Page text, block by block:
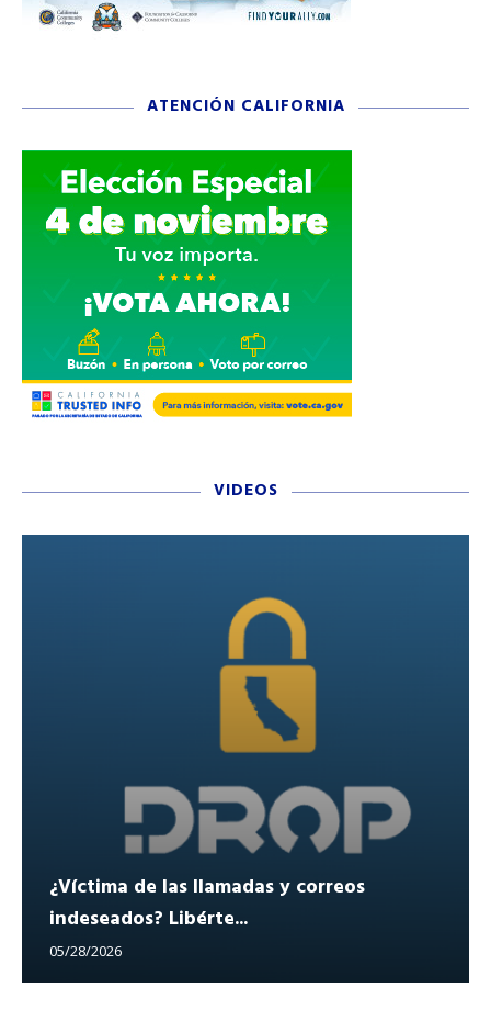
ATENCIÓN CALIFORNIA
VIDEOS
¿Víctima de las llamadas y correos
indeseados? Libérte...
05/28/2026